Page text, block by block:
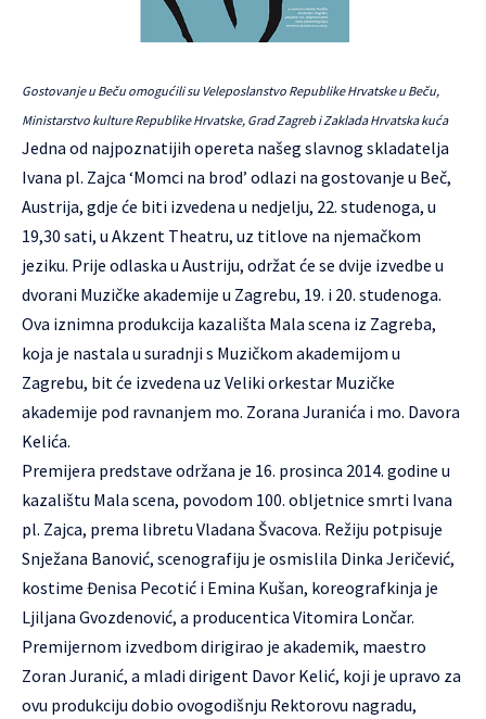
Gostovanje u Beču omogućili su Veleposlanstvo Republike Hrvatske u Beču,
Ministarstvo kulture Republike Hrvatske, Grad Zagreb i Zaklada Hrvatska kuća
Jedna od najpoznatijih opereta našeg slavnog skladatelja
Ivana pl. Zajca ‘Momci na brod’ odlazi na gostovanje u Beč,
Austrija, gdje će biti izvedena u nedjelju, 22. studenoga, u
19,30 sati, u Akzent Theatru, uz titlove na njemačkom
jeziku. Prije odlaska u Austriju, održat će se dvije izvedbe u
dvorani Muzičke akademije u Zagrebu, 19. i 20. studenoga.
Ova iznimna produkcija kazališta Mala scena iz Zagreba,
koja je nastala u suradnji s Muzičkom akademijom u
Zagrebu, bit će izvedena uz Veliki orkestar Muzičke
akademije pod ravnanjem mo. Zorana Juranića i mo. Davora
Kelića.
Premijera predstave održana je 16. prosinca 2014. godine u
kazalištu Mala scena, povodom 100. obljetnice smrti Ivana
pl. Zajca, prema libretu Vladana Švacova. Režiju potpisuje
Snježana Banović, scenografiju je osmislila Dinka Jeričević,
kostime Đenisa Pecotić i Emina Kušan, koreografkinja je
Ljiljana Gvozdenović, a producentica Vitomira Lončar.
Premijernom izvedbom dirigirao je akademik, maestro
Zoran Juranić, a mladi dirigent Davor Kelić, koji je upravo za
ovu produkciju dobio ovogodišnju Rektorovu nagradu,